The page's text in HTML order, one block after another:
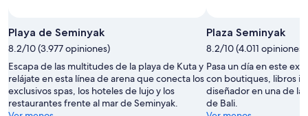
Playa de Seminyak
8.2/10 (3.977 opiniones)
Escapa de las multitudes de la playa de Kuta y
relájate en esta línea de arena que conecta los
exclusivos spas, los hoteles de lujo y los
restaurantes frente al mar de Seminyak.
Plaza Seminyak
8.2/10 (4.011 opiniones)
Pasa un día en este
con boutiques, libros
diseñador en una de
de Bali.